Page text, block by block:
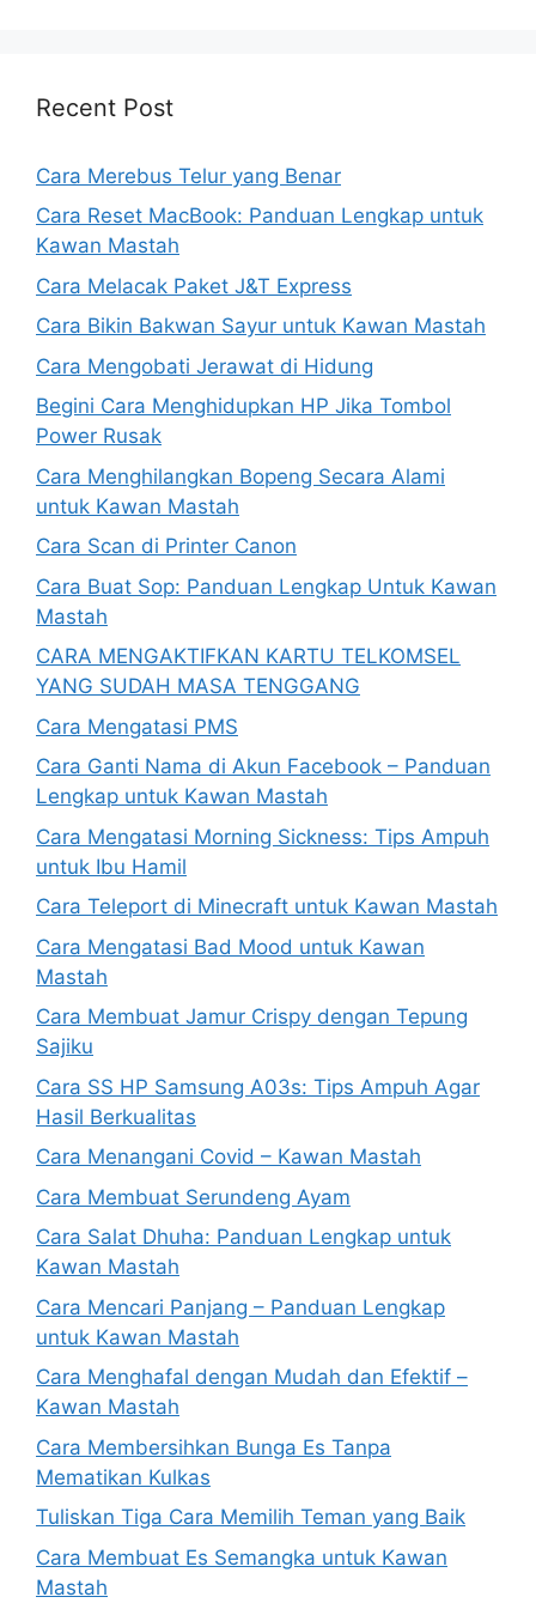
Recent Post
Cara Merebus Telur yang Benar
Cara Reset MacBook: Panduan Lengkap untuk
Kawan Mastah
Cara Melacak Paket J&T Express
Cara Bikin Bakwan Sayur untuk Kawan Mastah
Cara Mengobati Jerawat di Hidung
Begini Cara Menghidupkan HP Jika Tombol
Power Rusak
Cara Menghilangkan Bopeng Secara Alami
untuk Kawan Mastah
Cara Scan di Printer Canon
Cara Buat Sop: Panduan Lengkap Untuk Kawan
Mastah
CARA MENGAKTIFKAN KARTU TELKOMSEL
YANG SUDAH MASA TENGGANG
Cara Mengatasi PMS
Cara Ganti Nama di Akun Facebook – Panduan
Lengkap untuk Kawan Mastah
Cara Mengatasi Morning Sickness: Tips Ampuh
untuk Ibu Hamil
Cara Teleport di Minecraft untuk Kawan Mastah
Cara Mengatasi Bad Mood untuk Kawan
Mastah
Cara Membuat Jamur Crispy dengan Tepung
Sajiku
Cara SS HP Samsung A03s: Tips Ampuh Agar
Hasil Berkualitas
Cara Menangani Covid – Kawan Mastah
Cara Membuat Serundeng Ayam
Cara Salat Dhuha: Panduan Lengkap untuk
Kawan Mastah
Cara Mencari Panjang – Panduan Lengkap
untuk Kawan Mastah
Cara Menghafal dengan Mudah dan Efektif –
Kawan Mastah
Cara Membersihkan Bunga Es Tanpa
Mematikan Kulkas
Tuliskan Tiga Cara Memilih Teman yang Baik
Cara Membuat Es Semangka untuk Kawan
Mastah